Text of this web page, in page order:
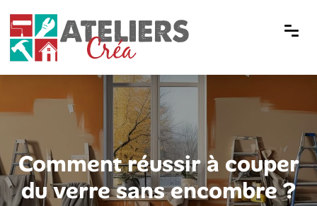
Comment réussir à couper
du verre sans encombre ?